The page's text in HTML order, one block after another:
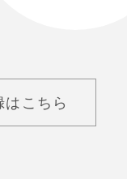
はこちら